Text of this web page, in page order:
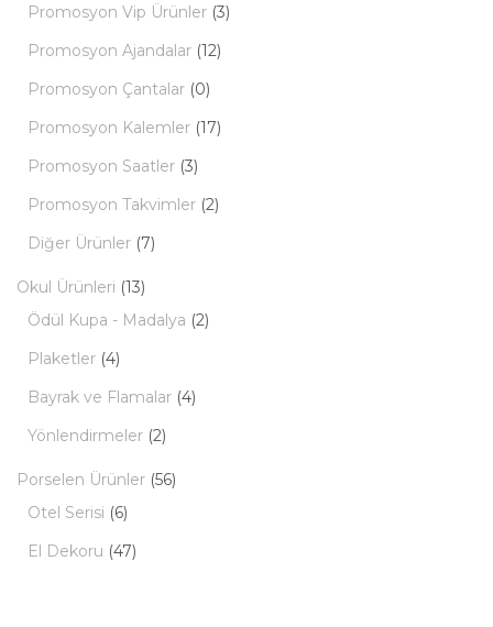
Promosyon Vip Ürünler (3)
Promosyon Ajandalar (12)
Promosyon Çantalar (0)
Promosyon Kalemler (17)
Promosyon Saatler (3)
Promosyon Takvimler (2)
Diğer Ürünler (7)
Okul Ürünleri (13)
Ödül Kupa - Madalya (2)
Plaketler (4)
Bayrak ve Flamalar (4)
Yönlendirmeler (2)
Porselen Ürünler (56)
Otel Serisi (6)
El Dekoru (47)